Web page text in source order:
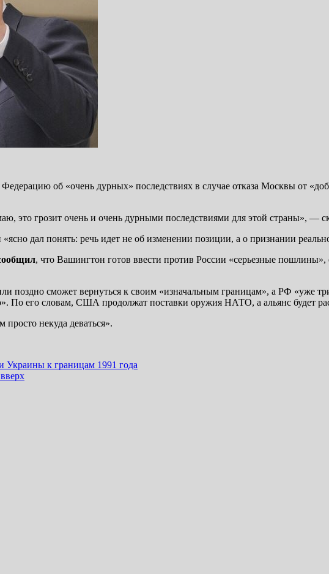
об «очень дурных» последствиях в случае отказа Москвы от
это грозит очень и очень дурными последствиями для этой страны», —
дал понять: речь идет не об изменении позиции, а о признании
, что Вашингтон готов ввести против России «серьезные пошлины»,
поздно сможет вернуться к своим «изначальным границам», а РФ «уже
По его словам, США продолжат поставки оружия НАТО, а альянс будет
некуда деваться».
Украины к границам 1991 года